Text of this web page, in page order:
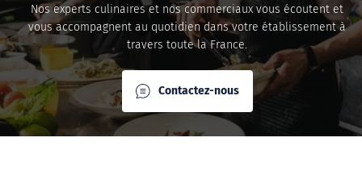
Nos experts culinaires et nos commerciaux vous écoutent et
vous accompagnent au quotidien dans votre établissement à
travers toute la France.
Contactez-nous